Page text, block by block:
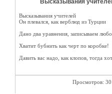
Высказывания
Высказывания учителей
Он плевался, как верблюд из Турции
Дано два уравнения, записываем
Хватит бубнить как черт по коробке!
Давить вас надо, как клопов, тогда
Просмотров: